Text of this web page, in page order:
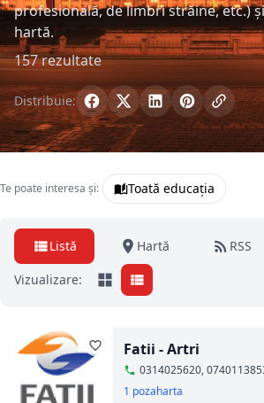
profesională, de limbri străine, etc.)
hartă.
157 rezultate
Distribuie:
Te poate interesa și: Toată educația
Listă Hartă
RSS
Vizualizare:
Fatii - Artri
0314025620,
1 pozaharta